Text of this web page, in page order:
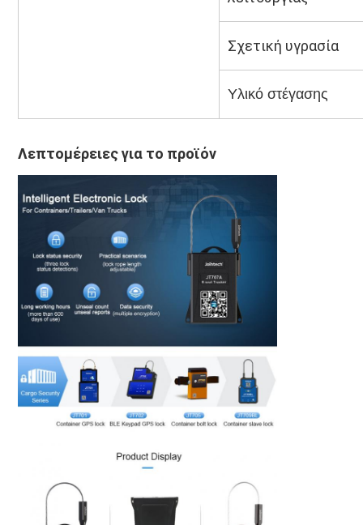
Σχετική υγρασία
Υλικό στέγασης
Λεπτομέρειες για το προϊόν